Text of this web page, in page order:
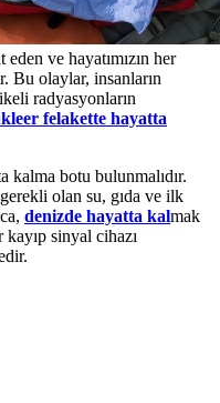
ve hayatımızın her
Bu olaylar, insanların
radyasyonların
felakette hayatta
kalma botu bulunmalıdır.
olan su, gıda ve ilk
denizde hayatta kalmak
sinyal cihazı